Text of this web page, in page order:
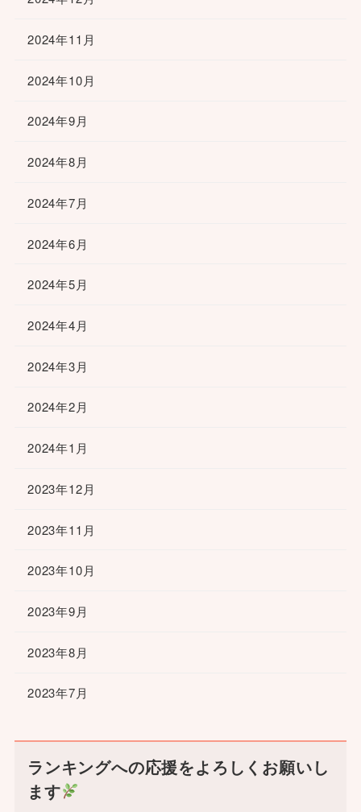
2024年11月
2024年10月
2024年9月
2024年8月
2024年7月
2024年6月
2024年5月
2024年4月
2024年3月
2024年2月
2024年1月
2023年12月
2023年11月
2023年10月
2023年9月
2023年8月
2023年7月
ランキングへの応援をよろしくお願いし
ます